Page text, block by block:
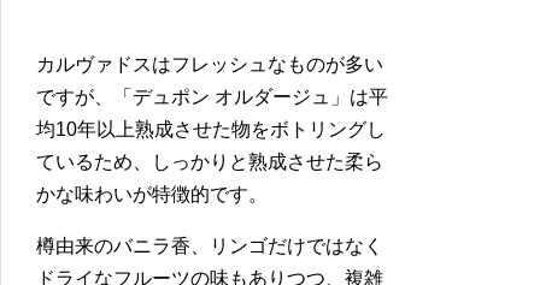
カルヴァドスはフレッシュなものが多い
ですが、「デュポン オルダージュ」は平
均10年以上熟成させた物をボトリングし
ているため、しっかりと熟成させた柔ら
かな味わいが特徴的です。
樽由来のバニラ香、リンゴだけではなく
ドライなフルーツの味もありつつ、複雑